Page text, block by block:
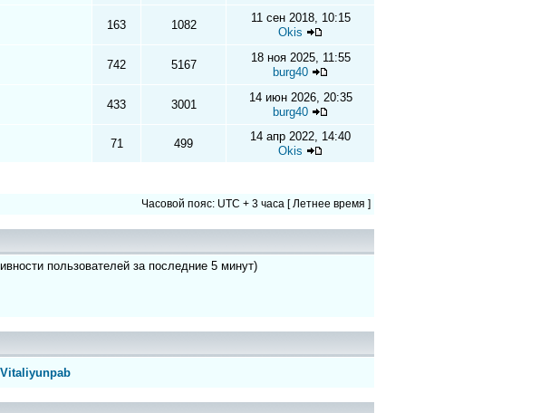
163 1082
11 сен 2018, 10:15
Okis
742 5167
18 ноя 2025, 11:55
burg40
433 3001
14 июн 2026, 20:35
burg40
71 499
14 апр 2022, 14:40
Okis
Часовой пояс: UTC + 3 часа [ Летнее время ]
пользователей за последние 5 минут)
Vitaliyunpab